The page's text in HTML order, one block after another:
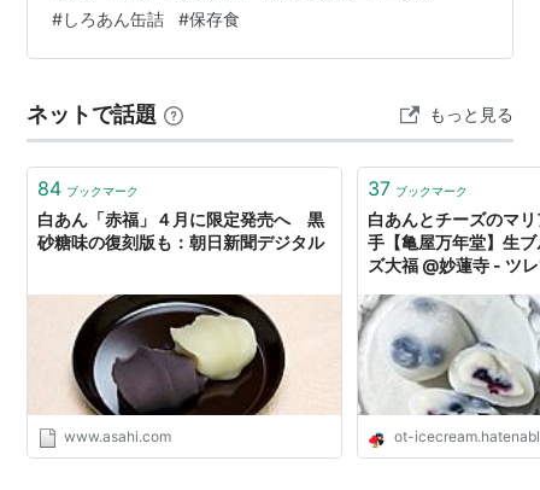
#しろあん缶詰 #保存食
ネットで話題 もっと見る
84 ブックマーク
白あん「赤福」４月に限定発売へ 黒
砂糖味の復刻版も：朝日新聞デジタル
www.asahi.com
37 ブックマーク
白あんとチーズのマ
手【亀屋万年堂】生
ズ大福 @妙蓮寺 - ツ
ot-